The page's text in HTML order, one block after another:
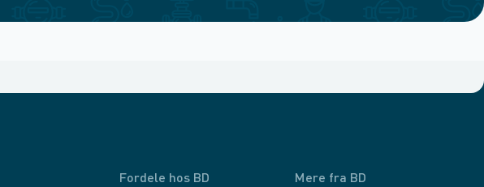
Fordele hos BD Mere fra BD